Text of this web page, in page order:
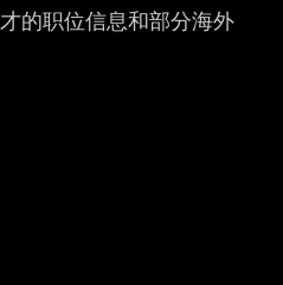
的职位信息和部分海外